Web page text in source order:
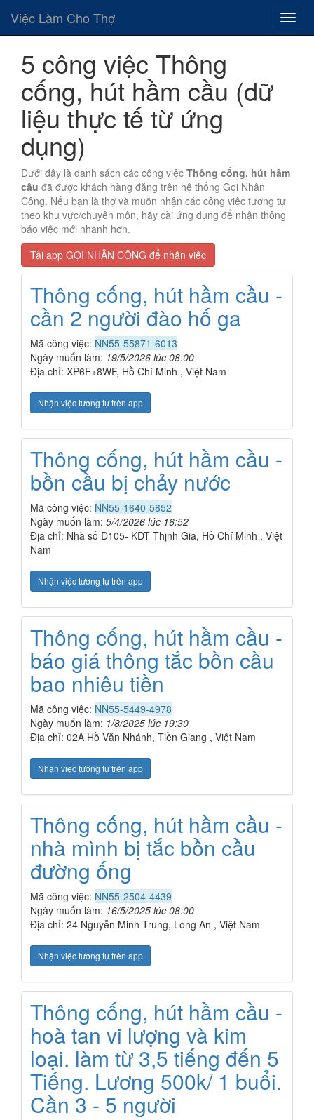
Việc Làm Cho Thợ
5 công việc Thông
cống, hút hầm cầu (dữ
liệu thực tế từ ứng
dụng)
Dưới đây là danh sách các công việc Thông cống, hút hầm
cầu đã được khách hàng đăng trên hệ thống Gọi Nhân
Công. Nếu bạn là thợ và muốn nhận các công việc tương tự
theo khu vực/chuyên môn, hãy cài ứng dụng để nhận thông
báo việc mới nhanh hơn.
Tải app GỌI NHÂN CÔNG để nhận việc
Thông cống, hút hầm cầu -
cần 2 người đào hố ga
Mã công việc: NN55-55871-6013
Ngày muốn làm: 19/5/2026 lúc 08:00
Địa chỉ: XP6F+8WF, Hồ Chí Minh , Việt Nam
Nhận việc tương tự trên app
Thông cống, hút hầm cầu -
bồn cầu bị chảy nước
Mã công việc: NN55-1640-5852
Ngày muốn làm: 5/4/2026 lúc 16:52
Địa chỉ: Nhà số D105- KDT Thịnh Gia, Hồ Chí Minh , Việt
Nam
Nhận việc tương tự trên app
Thông cống, hút hầm cầu -
báo giá thông tắc bồn cầu
bao nhiêu tiền
Mã công việc: NN55-5449-4978
Ngày muốn làm: 1/8/2025 lúc 19:30
Địa chỉ: 02A Hồ Văn Nhánh, Tiền Giang , Việt Nam
Nhận việc tương tự trên app
Thông cống, hút hầm cầu -
nhà mình bị tắc bồn cầu
đường ống
Mã công việc: NN55-2504-4439
Ngày muốn làm: 16/5/2025 lúc 08:00
Địa chỉ: 24 Nguyễn Minh Trung, Long An , Việt Nam
Nhận việc tương tự trên app
Thông cống, hút hầm cầu -
hoà tan vi lượng và kim
loại. làm từ 3,5 tiếng đến 5
Tiếng. Lương 500k/ 1 buổi.
Cần 3 - 5 người